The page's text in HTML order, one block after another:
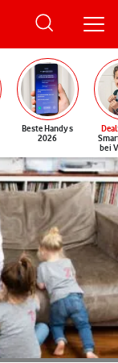
Beste Handys
2026
Deal
bei